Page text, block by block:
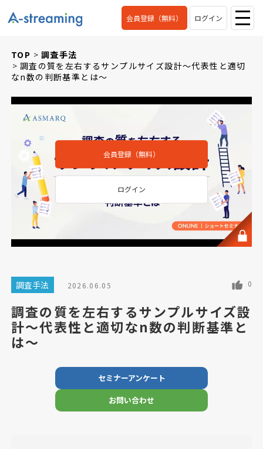
会員登録（無料） ログイン
TOP
調査手法
調査の質を左右するサンプルサイズ設計～代表性と適切
なn数の判断基準とは～
会員登録（無料）
ログイン
調査手法 2026.06.05 0
調査の質を左右するサンプルサイズ設
計～代表性と適切なn数の判断基準と
は～
セミナーアンケート
お問い合わせ